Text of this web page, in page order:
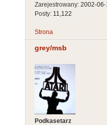
Zarejestrowany: 2002-06-
Posty: 11,122
Strona
grey/msb
Podkasetarz